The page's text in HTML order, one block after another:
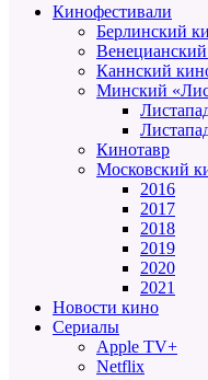
Кинофестивали
Берлинский
Каннский
Минский
Кинотавр
Московский
2016
2017
2018
2019
2020
2021
Новости кино
Сериалы
Apple TV+
Netflix